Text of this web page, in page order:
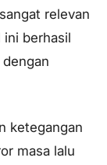
relevan
ini berhasil
ketegangan
masa lalu